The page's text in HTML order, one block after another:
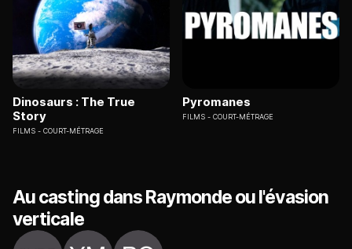
Dinosaurs : The True
Story
FILMS COURT-MÉTRAGE
Pyromanes
FILMS COURT-MÉTRAGE
Au casting dans Raymonde ou l'évasion
verticale